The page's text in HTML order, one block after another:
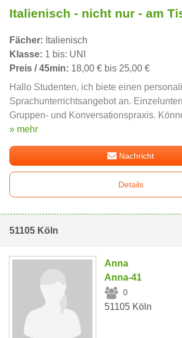
Italienisch - nicht nur - am
Fächer: Italienisch
Klasse: 1 bis: UNI
Preis / 45min: 18,00 € bis 25,00 €
Hallo Studenten, ich biete einen
Sprachunterrichtsangebot an.
Gruppen- und Konversationspraxis.
» mehr
Nachricht
Details
51105 Köln
Anna
Anna-41
0
51105 Köln